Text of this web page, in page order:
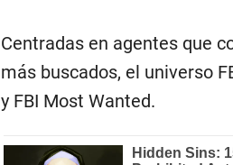
Centradas en agentes que
más buscados, el universo
y FBI Most Wanted.